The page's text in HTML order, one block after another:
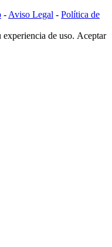
- Aviso Legal - Política de
de uso. Aceptar